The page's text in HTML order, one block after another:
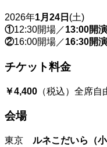
2026年1月24日 (土)
①12:30開場／13:00開演
②16:00開場／16:30開演
チケット料金
￥4,400 （税込）全席自
会場
東京 ルネこだいら
（